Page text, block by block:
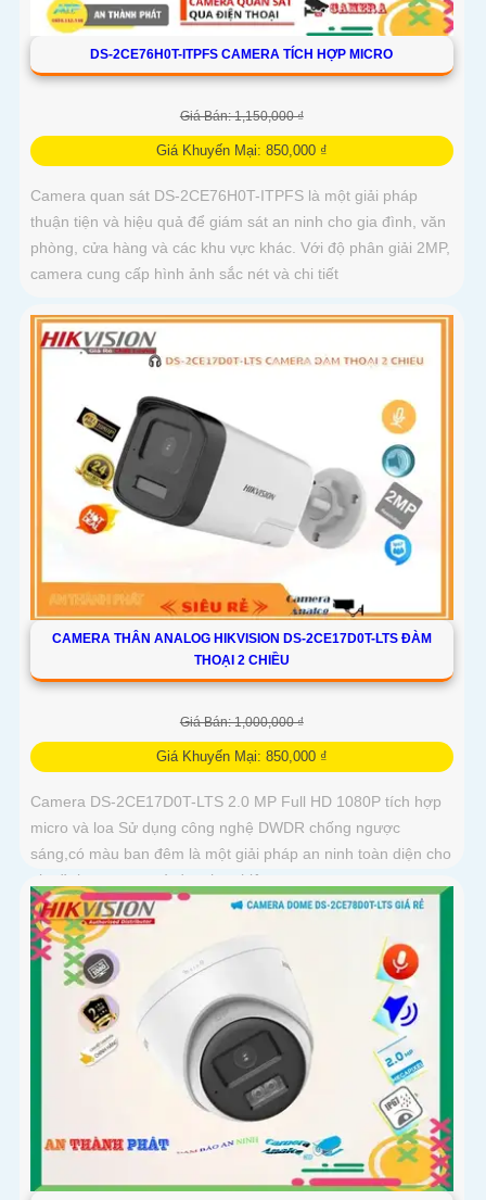
DS-2CE76H0T-ITPFS CAMERA TÍCH HỢP MICRO
Giá Bán: 1,150,000 ₫
Giá Khuyến Mại: 850,000 ₫
Camera quan sát DS-2CE76H0T-ITPFS là một giải pháp
thuận tiện và hiệu quả để giám sát an ninh cho gia đình, văn
phòng, cửa hàng và các khu vực khác. Với độ phân giải 2MP,
camera cung cấp hình ảnh sắc nét và chi tiết
CAMERA THÂN ANALOG HIKVISION DS-2CE17D0T-LTS ĐÀM
THOẠI 2 CHIỀU
Giá Bán: 1,000,000 ₫
Giá Khuyến Mại: 850,000 ₫
Camera DS-2CE17D0T-LTS 2.0 MP Full HD 1080P tích hợp
micro và loa Sử dụng công nghệ DWDR chống ngược
sáng,có màu ban đêm là một giải pháp an ninh toàn diện cho
gia đình, cơ quan và doanh nghiệp